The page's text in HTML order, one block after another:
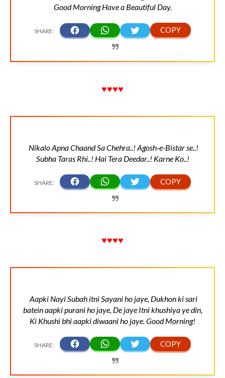
Good Morning Have a Beautiful Day.
♥♥♥♥
Nikalo Apna Chaand Sa Chehra..! Agosh-e-Bistar se..!
Subha Taras Rhi..! Hai Tera Deedar..! Karne Ko..!
♥♥♥♥
Aapki Nayi Subah itni Sayani ho jaye, Dukhon ki sari
batein aapki purani ho jaye, De jaye Itni khushiya ye din,
Ki Khushi bhi aapki diwaani ho jaye. Good Morning!